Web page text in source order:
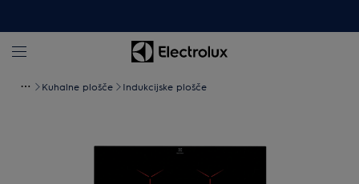
Kuhalne plošče Indukcijske plošče